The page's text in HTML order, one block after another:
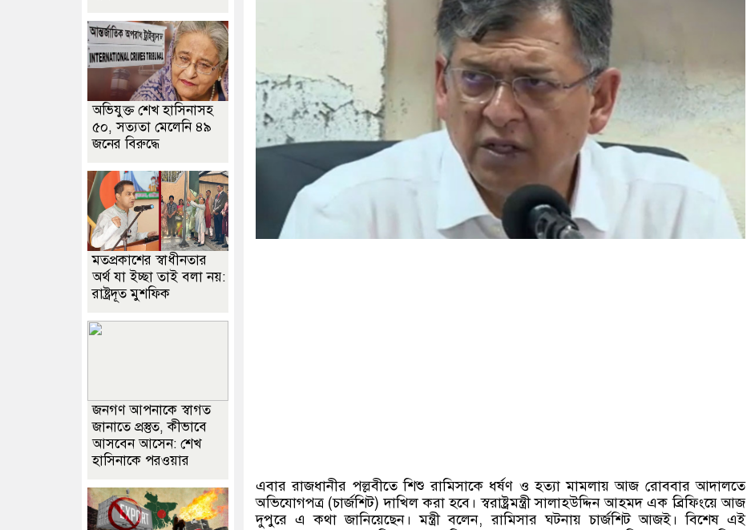
এবার রাজধানীর পল্লবীতে শিশু রামিসাকে ধর্ষণ ও হত্যা মামলায় আজ রোববার আদালতে
অভিযোগপত্র (চার্জশিট)দাখিল করা হবে। স্বরাষ্ট্রমন্ত্রী সালাহউদ্দিন আহমদ এক ব্রিফিংয়ে আজ
দুপুরে এ কথা জানিয়েছেন। মন্ত্রী বলেন,রামিসার ঘটনায় চার্জশিট আজই। বিশেষ এই
অভিযুক্ত শেখ হাসিনাসহ
৫০, সত্যতা মেলেনি ৪৯
জনের বিরুদ্ধে
মতপ্রকাশের স্বাধীনতার
অর্থ যা ইচ্ছা তাই বলা নয়:
রাষ্ট্রদূত মুশফিক
জনগণ আপনাকে স্বাগত
জানাতে প্রস্তুত, কীভাবে
আসবেন আসেন: শেখ
হাসিনাকে পরওয়ার